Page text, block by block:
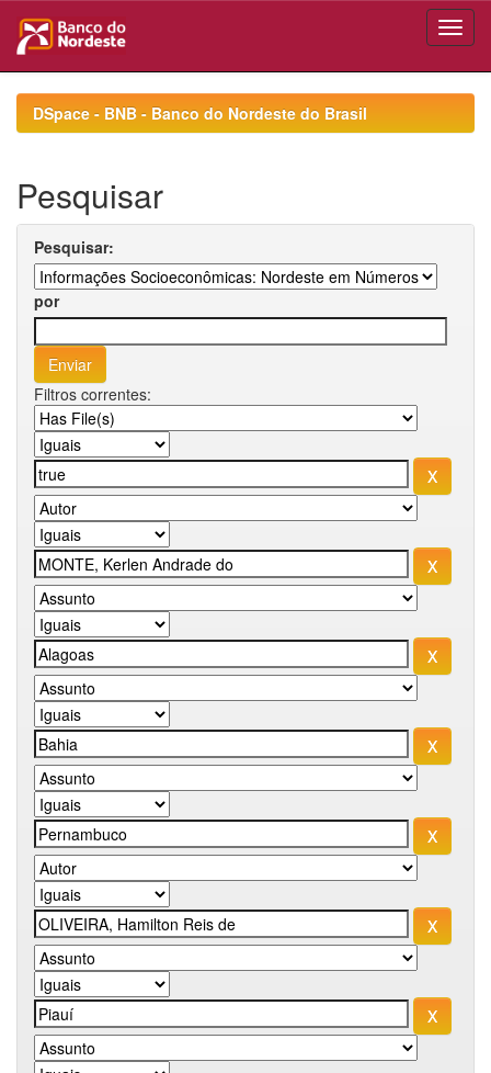
navigationDSpace - BNB - Banco do Nordeste do Brasil
Pesquisar
Pesquisar:
por
Filtros correntes: